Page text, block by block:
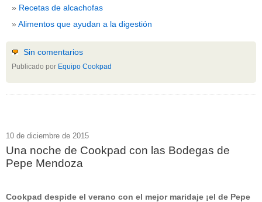
Recetas de alcachofas
Alimentos que ayudan a la digestión
Sin comentarios
Publicado por Equipo Cookpad
10 de diciembre de 2015
Una noche de Cookpad con las Bodegas de
Pepe Mendoza
Cookpad despide el verano con el mejor maridaje ¡el de Pepe